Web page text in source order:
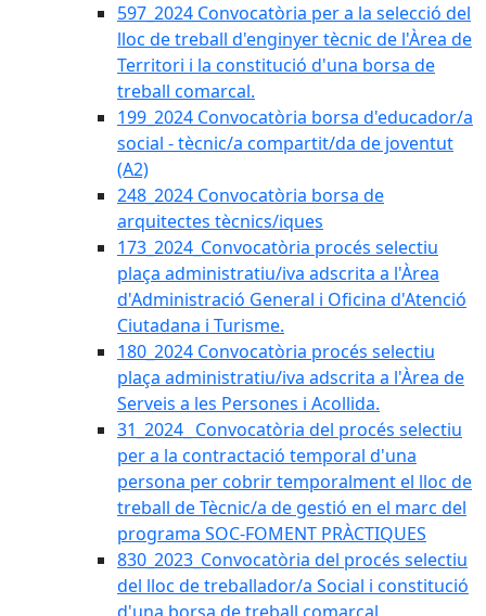
597_2024 Convocatòria per a la selecció del
lloc de treball d'enginyer tècnic de l'Àrea de
Territori i la constitució d'una borsa de
treball comarcal.
199_2024 Convocatòria borsa d'educador/a
social - tècnic/a compartit/da de joventut
(A2)
248_2024 Convocatòria borsa de
arquitectes tècnics/iques
173_2024_Convocatòria procés selectiu
plaça administratiu/iva adscrita a l'Àrea
d'Administració General i Oficina d'Atenció
Ciutadana i Turisme.
180_2024 Convocatòria procés selectiu
plaça administratiu/iva adscrita a l'Àrea de
Serveis a les Persones i Acollida.
31_2024_ Convocatòria del procés selectiu
per a la contractació temporal d'una
persona per cobrir temporalment el lloc de
treball de Tècnic/a de gestió en el marc del
programa SOC-FOMENT PRÀCTIQUES
830_2023_Convocatòria del procés selectiu
del lloc de treballador/a Social i constitució